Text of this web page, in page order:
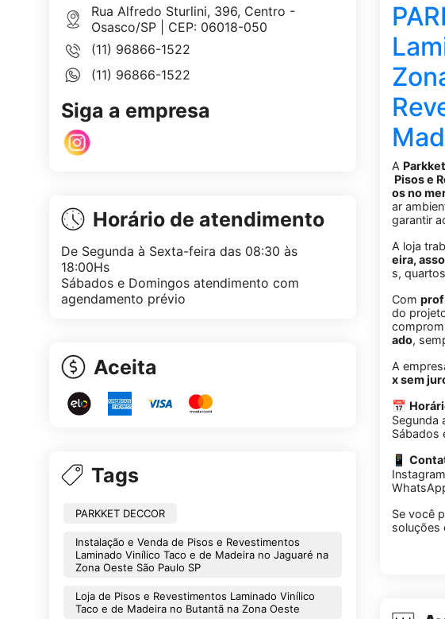
Rua Alfredo Sturlini, 396, Centro -
Osasco/SP | CEP: 06018-050
(11) 96866-1522
(11) 96866-1522
Siga a empresa
Horário de atendimento
De Segunda à Sexta-feira das 08:30 às
18:00Hs
Sábados e Domingos atendimento com
agendamento prévio
Aceita
Tags
PARKKET DECCOR
Instalação e Venda de Pisos e Revestimentos
Laminado Vinílico Taco e de Madeira no Jaguaré na
Zona Oeste São Paulo SP
Loja de Pisos e Revestimentos Laminado Vinílico
Taco e de Madeira no Butantã na Zona Oeste
A Parkket
Pisose
osno
ar
garantir
A loja
eira,
s,
Com
do
ado,
A
xsem
📅
Segunda
Sábados
📱
Se você
soluções